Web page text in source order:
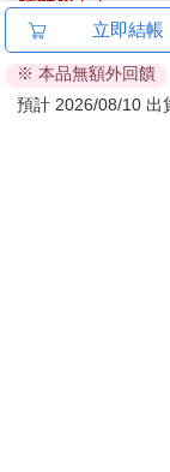
金石堂及銀行均
ATM提款機，請
退換貨須知：
立即結帳
※ 本品無額外回饋
預計 2026/08/10 出